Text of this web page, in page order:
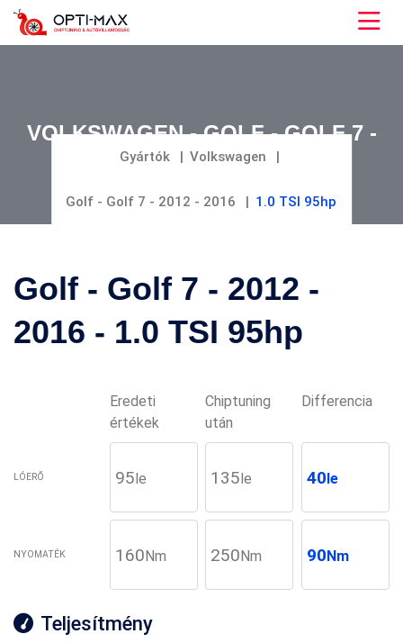
VOLKSWAGEN - GOLF - GOLF 7 -
2012 - 2016 - 1.0 TSI 95HP
Gyártók Volkswagen
Golf - Golf 7 - 2012 - 2016 1.0 TSI 95hp
Golf - Golf 7 - 2012 -
2016 - 1.0 TSI 95hp
Eredeti
értékek
Chiptuning
után
Differencia
LÓERŐ 95le 135le 40le
NYOMATÉK 160Nm 250Nm 90Nm
Teljesítmény